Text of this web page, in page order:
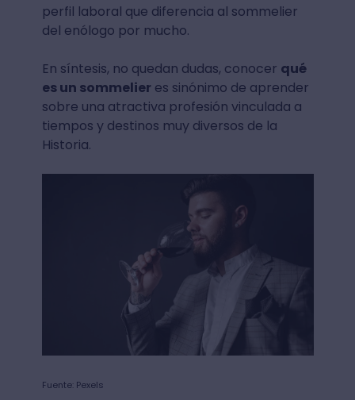
perfil laboral que diferencia al sommelier
del enólogo por mucho.
En síntesis, no quedan dudas, conocer qué
es un sommelier es sinónimo de aprender
sobre una atractiva profesión vinculada a
tiempos y destinos muy diversos de la
Historia.
Fuente: Pexels